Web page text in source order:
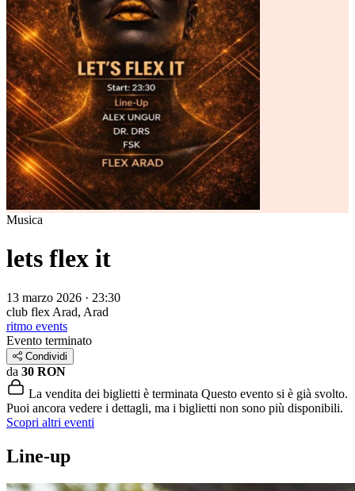
Musica
lets flex it
13 marzo 2026 · 23:30
club flex Arad, Arad
ritmo events
Evento terminato
Condividi
da 30 RON
La vendita dei biglietti è terminata Questo evento si è già svolto.
Puoi ancora vedere i dettagli, ma i biglietti non sono più disponibili.
Scopri altri eventi
Line-up